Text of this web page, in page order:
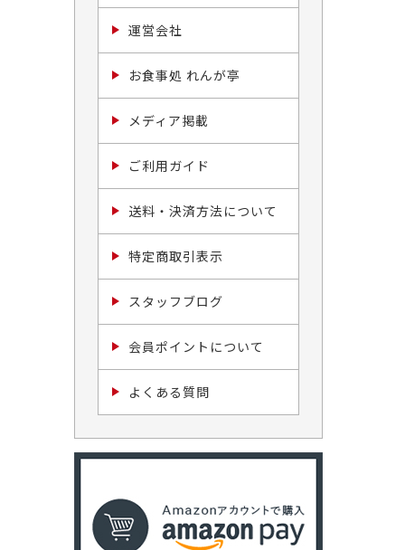
運営会社
お食事処 れんが亭
メディア掲載
ご利用ガイド
送料・決済方法について
特定商取引表示
スタッフブログ
会員ポイントについて
よくある質問